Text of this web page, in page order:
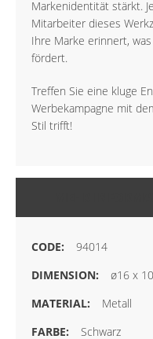
Markenidentität stärkt.
Mitarbeiter dieses
Ihre Marke erinnert,
fördert.
Treffen Sie eine kluge
Werbekampagne mit
Stil trifft!
94014
ø16 x
Metall
Schwarz